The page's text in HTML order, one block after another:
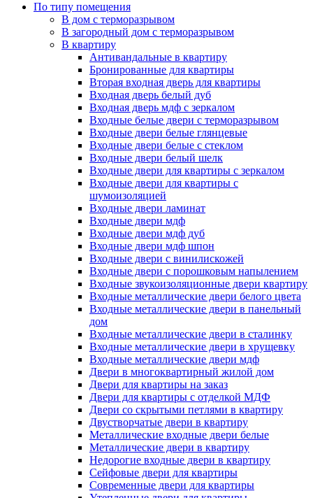
По типу помещения
В дом с терморазрывом
В загородный дом с терморазрывом
В квартиру
Антивандальные в квартиру
Бронированные для квартиры
Вторая входная дверь для квартиры
Входная дверь белый дуб
Входная дверь мдф с зеркалом
Входные белые двери с терморазрывом
Входные двери белые глянцевые
Входные двери белые с стеклом
Входные двери белый шелк
Входные двери для квартиры с зеркалом
Входные двери для квартиры с
шумоизоляцией
Входные двери ламинат
Входные двери мдф
Входные двери мдф дуб
Входные двери мдф шпон
Входные двери с винилискожей
Входные двери с порошковым напылением
Входные звукоизоляционные двери квартиру
Входные металлические двери белого цвета
Входные металлические двери в панельный
дом
Входные металлические двери в сталинку
Входные металлические двери в хрущевку
Входные металлические двери мдф
Двери в многоквартирный жилой дом
Двери для квартиры на заказ
Двери для квартиры с отделкой МДФ
Двери со скрытыми петлями в квартиру
Двустворчатые двери в квартиру
Металлические входные двери белые
Металлические двери в квартиру
Недорогие входные двери в квартиру
Сейфовые двери для квартиры
Современные двери для квартиры